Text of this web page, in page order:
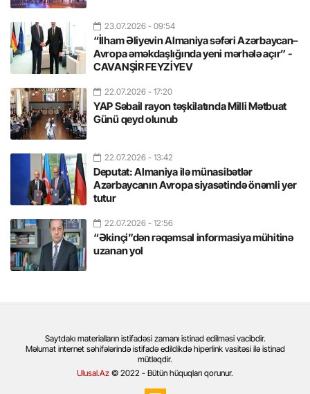
23.07.2026 - 09:54
“İlham Əliyevin Almaniya səfəri Azərbaycan–
Avropa əməkdaşlığında yeni mərhələ açır” -
CAVANŞİR FEYZİYEV
22.07.2026 - 17:20
YAP Səbail rayon təşkilatında Milli Mətbuat
Günü qeyd olunub
22.07.2026 - 13:42
Deputat: Almaniya ilə münasibətlər
Azərbaycanın Avropa siyasətində önəmli yer
tutur
22.07.2026 - 12:56
“Əkinçi”dən rəqəmsal informasiya mühitinə
uzanan yol
Saytdakı materialların istifadəsi zamanı istinad edilməsi vacibdir.
Məlumat internet səhifələrində istifadə edildikdə hiperlink vasitəsi ilə istinad
mütləqdir.
Ulusal.Az © 2022 - Bütün hüquqları qorunur.